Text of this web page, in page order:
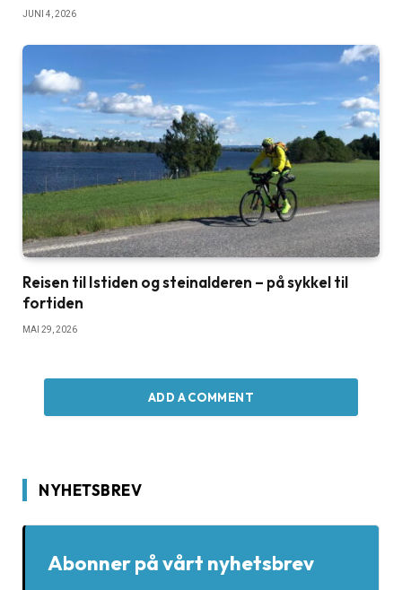
JUNI 4, 2026
Reisen til Istiden og steinalderen – på sykkel til
fortiden
MAI 29, 2026
ADD A COMMENT
NYHETSBREV
Abonner på vårt nyhetsbrev